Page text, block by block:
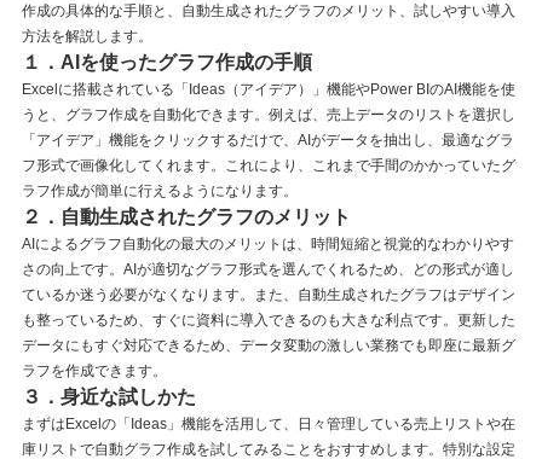
作成の具体的な手順と、自動生成されたグラフのメリット、試しやすい導入
方法を解説します。
１．AIを使ったグラフ作成の手順
Excelに搭載されている「Ideas（アイデア）」機能やPower BIのAI機能を使
うと、グラフ作成を自動化できます。例えば、売上データのリストを選択し
「アイデア」機能をクリックするだけで、AIがデータを抽出し、最適なグラ
フ形式で画像化してくれます。これにより、これまで手間のかかっていたグ
ラフ作成が簡単に行えるようになります。
２．自動生成されたグラフのメリット
AIによるグラフ自動化の最大のメリットは、時間短縮と視覚的なわかりやす
さの向上です。AIが適切なグラフ形式を選んでくれるため、どの形式が適し
ているか迷う必要がなくなります。また、自動生成されたグラフはデザイン
も整っているため、すぐに資料に導入できるのも大きな利点です。更新した
データにもすぐ対応できるため、データ変動の激しい業務でも即座に最新グ
ラフを作成できます。
３．身近な試しかた
まずはExcelの「Ideas」機能を活用して、日々管理している売上リストや在
庫リストで自動グラフ作成を試してみることをおすすめします。特別な設定